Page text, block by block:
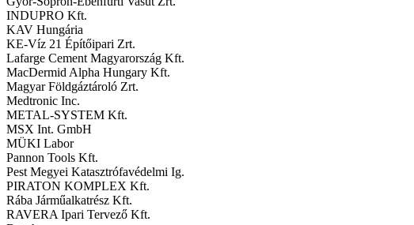
INDUPRO Kft.
KAV Hungária
KE-Víz 21 Építőipari Zrt.
Lafarge Cement Magyarország Kft.
MacDermid Alpha Hungary Kft.
Magyar Földgáztároló Zrt.
Medtronic Inc.
METAL-SYSTEM Kft.
MSX Int. GmbH
MÜKI Labor
Pannon Tools Kft.
Pest Megyei Katasztrófavédelmi Ig.
PIRATON KOMPLEX Kft.
Rába Járműalkatrész Kft.
RAVERA Ipari Tervező Kft.